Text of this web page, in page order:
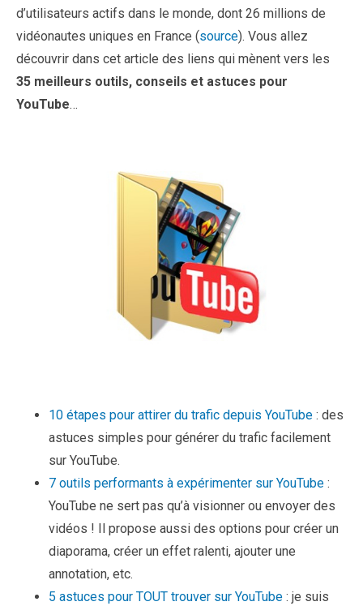
d’utilisateurs actifs dans le monde, dont 26 millions de
vidéonautes uniques en France (source). Vous allez
découvrir dans cet article des liens qui mènent vers les
35 meilleurs outils, conseils et astuces pour
YouTube…
10 étapes pour attirer du trafic depuis YouTube : des
astuces simples pour générer du trafic facilement
sur YouTube.
7 outils performants à expérimenter sur YouTube :
YouTube ne sert pas qu’à visionner ou envoyer des
vidéos ! Il propose aussi des options pour créer un
diaporama, créer un effet ralenti, ajouter une
annotation, etc.
5 astuces pour TOUT trouver sur YouTube : je suis